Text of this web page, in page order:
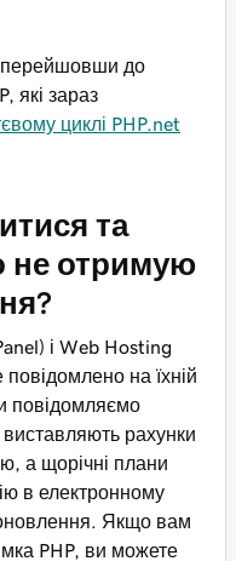
перейшовши до
які зараз
циклі PHP.net
та
не отримую
і Web Hosting
повідомлено на їхній
повідомляємо
виставляють рахунки
а щорічні плани
в електронному
Якщо вам
PHP, ви можете